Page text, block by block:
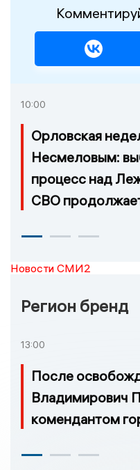
10:00
Орловская
Несмеловым:
процесс над
СВО
Новости СМИ2
Регион бренд
13:00
После
Владимирович
комендантом